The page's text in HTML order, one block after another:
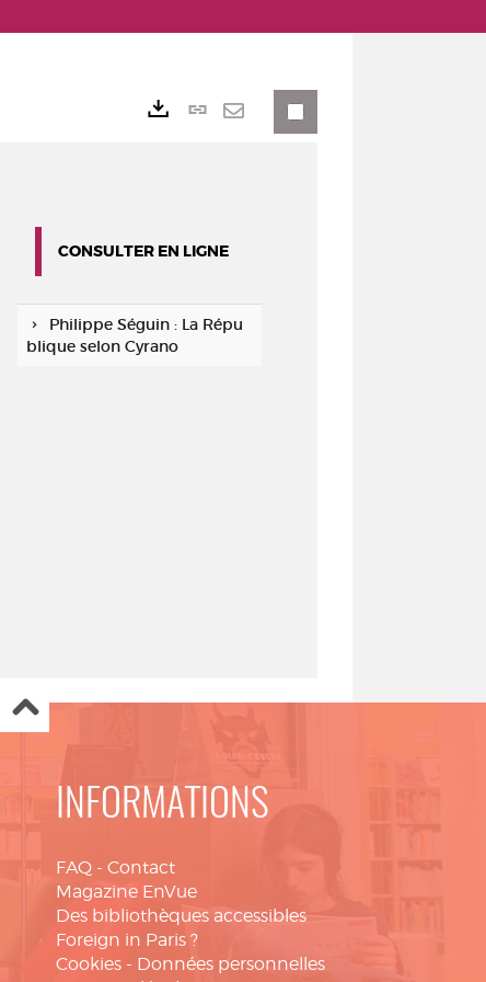
Lien
CONSULTER EN LIGNE
Philippe Séguin : La Répu
blique selon Cyrano
INFORMATIONS
FAQ - Contact
Magazine EnVue
Des bibliothèques accessibles
Foreign in Paris ?
Cookies - Données personnelles